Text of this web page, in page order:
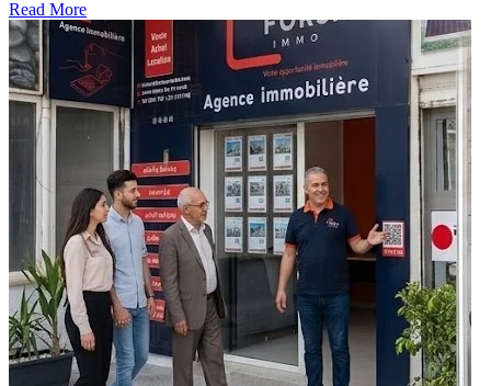
Read More